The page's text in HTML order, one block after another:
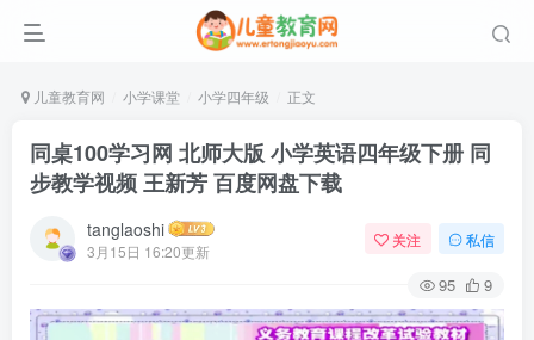
儿童教育网 小学课堂 小学四年级 正文
同桌100学习网 北师大版 小学英语四年级下册 同
步教学视频 王新芳 百度网盘下载
tanglaoshi
3月15日 16:20更新
关注 私信
95 9